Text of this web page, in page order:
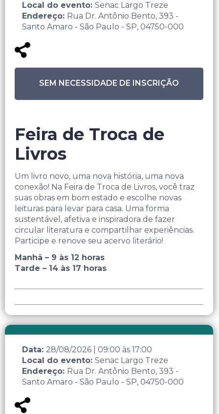
Local do evento: Senac Largo Treze
Endereço: Rua Dr. Antônio Bento, 393 -
Santo Amaro - São Paulo - SP, 04750-000
SEM NECESSIDADE DE INSCRIÇÃO
Feira de Troca de
Livros
Um livro novo, uma nova história, uma nova
conexão! Na Feira de Troca de Livros, você traz
suas obras em bom estado e escolhe novas
leituras para levar para casa. Uma forma
sustentável, afetiva e inspiradora de fazer
circular literatura e compartilhar experiências.
Participe e renove seu acervo literário!
Manhã – 9 às 12 horas
Tarde – 14 às 17 horas
Data: 28/08/2026 09:00 às 17:00
Local do evento: Senac Largo Treze
Endereço: Rua Dr. Antônio Bento, 393 -
Santo Amaro - São Paulo - SP, 04750-000